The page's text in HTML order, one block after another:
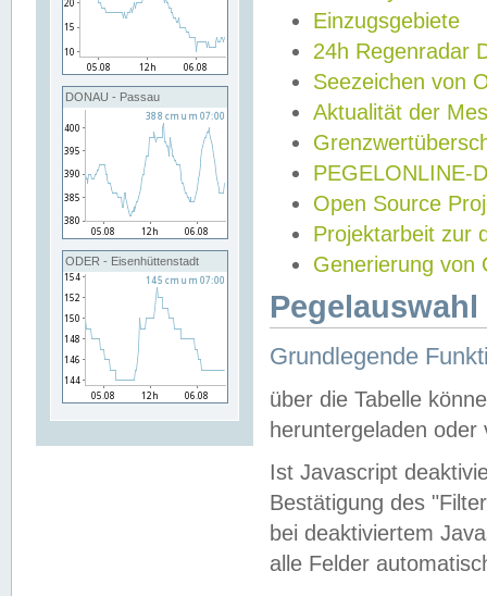
DONAU - Passau
ODER - Eisenhüttenstadt
Einzugsgebiete
24h Regenradar
Seezeichen von
Aktualität der
PEGELONLINE-
Open Source
Projektarbeit zur
Generierung von
Grundlegende
über die Tabelle
heruntergeladen oder
Ist Javascript
Bestätigung des
bei deaktiviertem
alle Felder